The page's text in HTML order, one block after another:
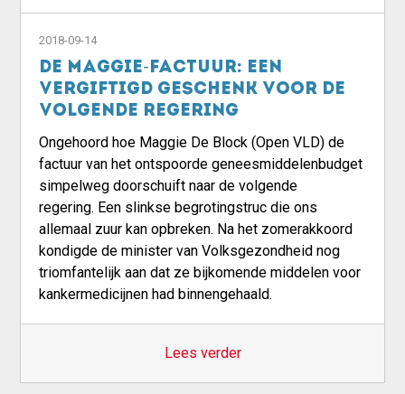
2018-09-14
De Maggie-factuur: een
vergiftigd geschenk voor de
volgende regering
Ongehoord hoe Maggie De Block (Open VLD) de
factuur van het ontspoorde geneesmiddelenbudget
simpelweg doorschuift naar de volgende
regering. Een slinkse begrotingstruc die ons
allemaal zuur kan opbreken. Na het zomerakkoord
kondigde de minister van Volksgezondheid nog
triomfantelijk aan dat ze bijkomende middelen voor
kankermedicijnen had binnengehaald.
Lees verder